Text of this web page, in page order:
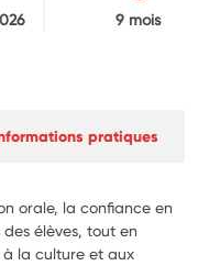
9 mois
pratiques
orale, la confiance en
élèves, tout en
la culture et aux